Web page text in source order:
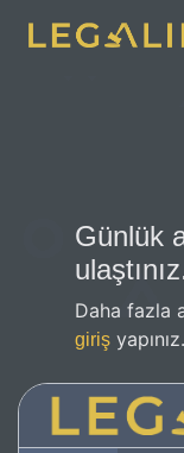
Günlük
Daha fazla
giriş yapınız.